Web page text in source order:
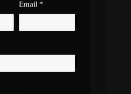
Email *